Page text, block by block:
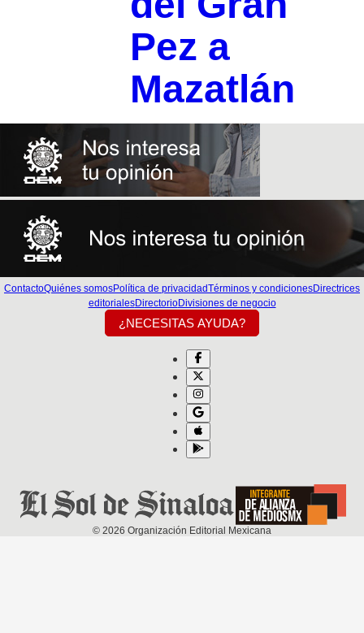
Pez a
Mazatlán
ContactoQuiénes somosPolítica de privacidadTérminos y condicionesDirectrices
editorialesDirectorioDivisiones de negocio
¿NECESITAS AYUDA?
© 2026 Organización Editorial Mexicana